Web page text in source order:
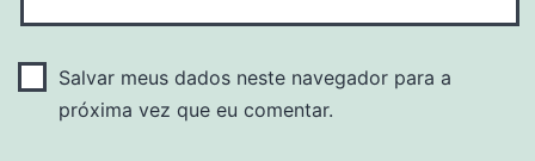
Salvar meus dados neste navegador para a
próxima vez que eu comentar.